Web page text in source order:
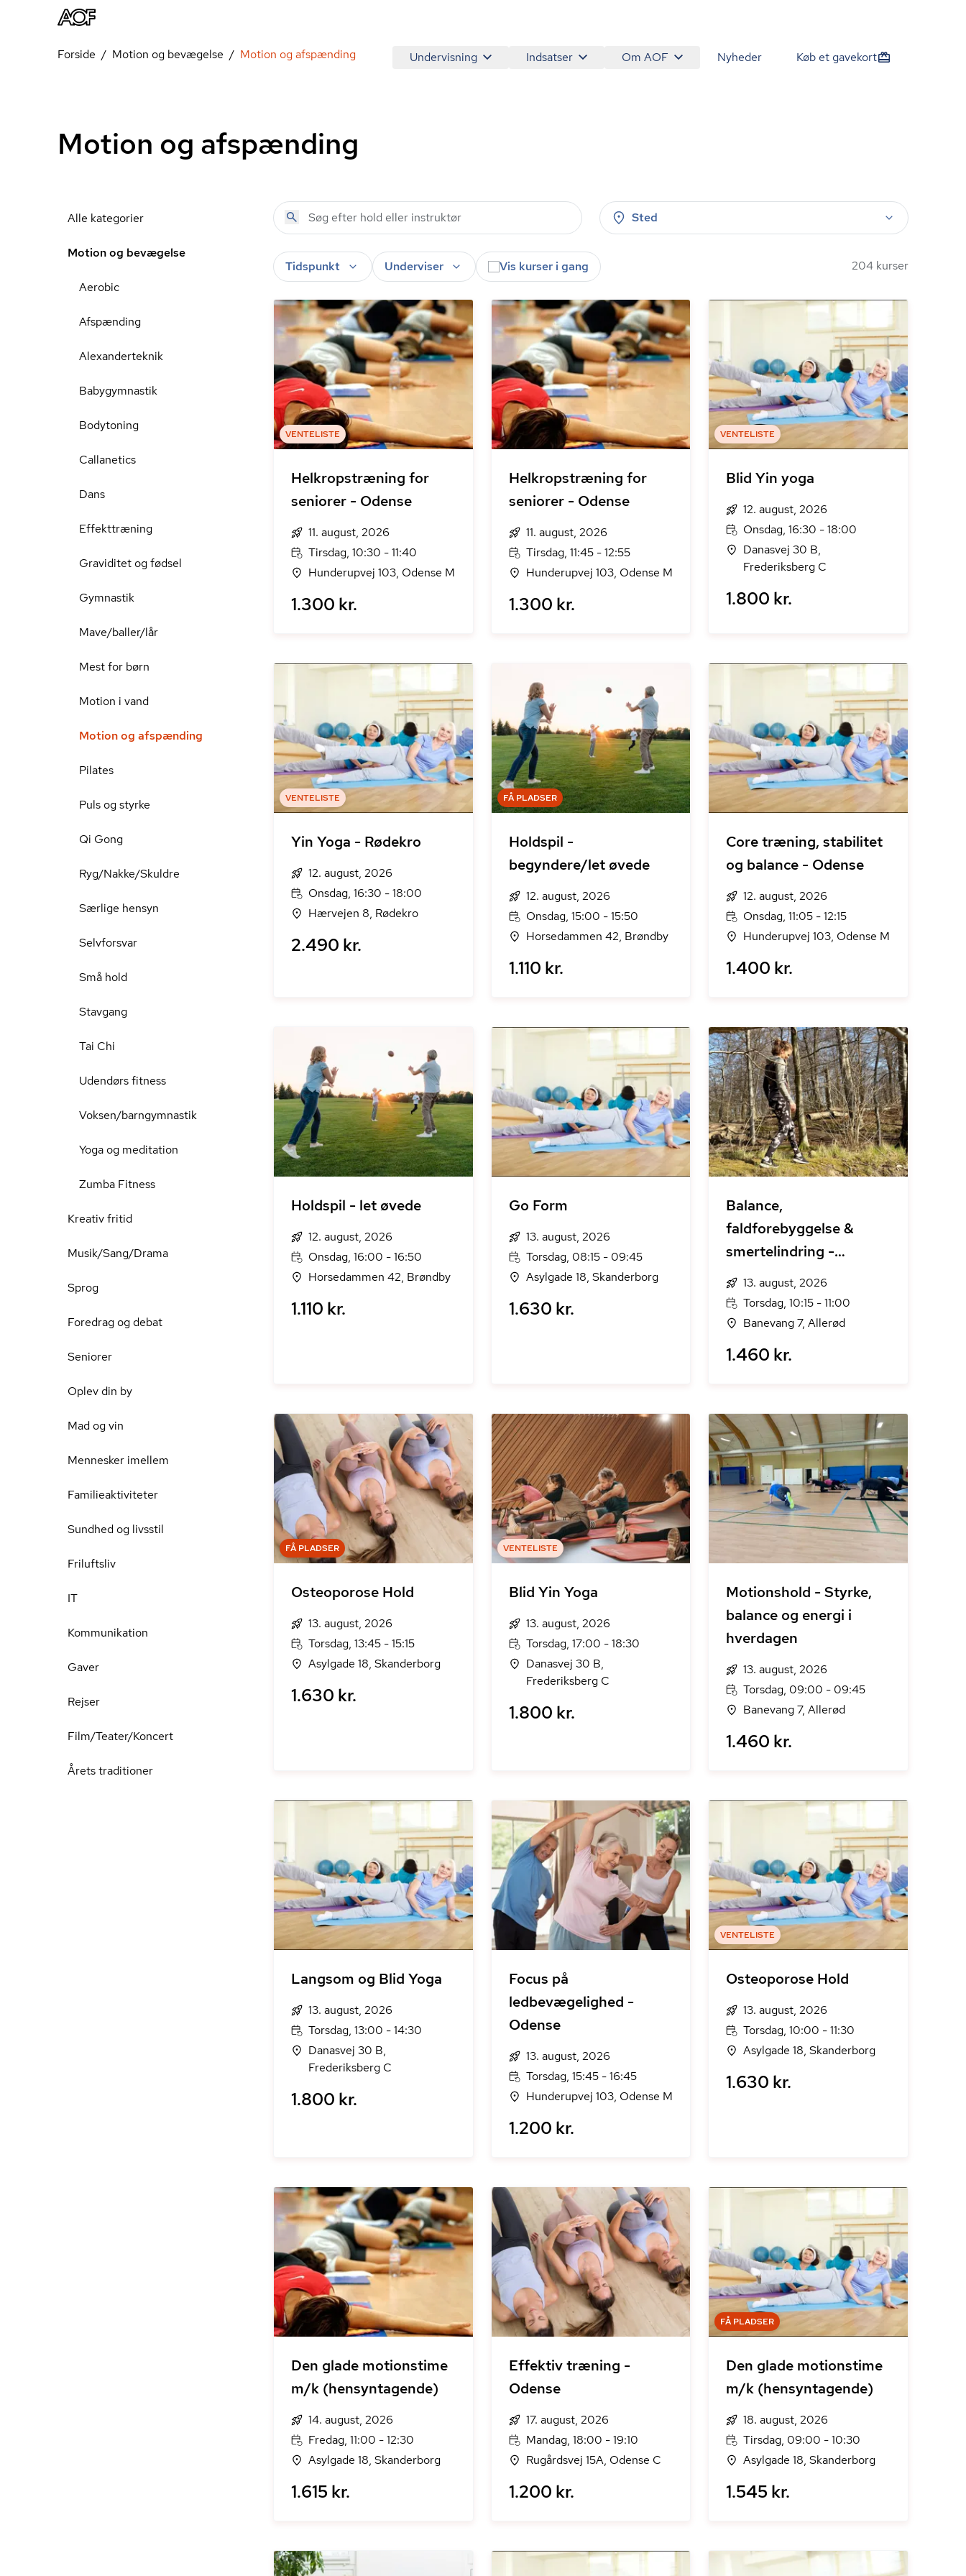
Undervisning Indsatser Om AOF Nyheder Køb et gavekort
Forside Motion og bevægelse Motion og afspænding
Motion og afspænding
Alle kategorier
Motion og bevægelse
Aerobic
Afspænding
Alexanderteknik
Babygymnastik
Bodytoning
Callanetics
Dans
Effekttræning
Graviditet og fødsel
Gymnastik
Mave/baller/lår
Mest for børn
Motion i vand
Motion og afspænding
Pilates
Puls og styrke
Qi Gong
Ryg/Nakke/Skuldre
Særlige hensyn
Selvforsvar
Små hold
Stavgang
Tai Chi
Udendørs fitness
Voksen/barngymnastik
Yoga og meditation
Zumba Fitness
Kreativ fritid
Musik/Sang/Drama
Sprog
Foredrag og debat
Seniorer
Oplev din by
Mad og vin
Mennesker imellem
Familieaktiviteter
Sundhed og livsstil
Friluftsliv
IT
Kommunikation
Gaver
Rejser
Film/Teater/Koncert
Årets traditioner
Sted
Tidspunkt Underviser Vis kurser i gang 204 kurser
VENTELISTE
Helkropstræning for
seniorer - Odense
11. august, 2026
Tirsdag, 10:30 - 11:40
Hunderupvej 103, Odense M
1.300 kr.
Helkropstræning for
seniorer - Odense
11. august, 2026
Tirsdag, 11:45 - 12:55
Hunderupvej 103, Odense M
1.300 kr.
VENTELISTE
Blid Yin yoga
12. august, 2026
Onsdag, 16:30 - 18:00
Danasvej 30 B,
Frederiksberg C
1.800 kr.
VENTELISTE
Yin Yoga - Rødekro
12. august, 2026
Onsdag, 16:30 - 18:00
Hærvejen 8, Rødekro
2.490 kr.
FÅ PLADSER
Holdspil -
begyndere/let øvede
12. august, 2026
Onsdag, 15:00 - 15:50
Horsedammen 42, Brøndby
1.110 kr.
Core træning, stabilitet
og balance - Odense
12. august, 2026
Onsdag, 11:05 - 12:15
Hunderupvej 103, Odense M
1.400 kr.
Holdspil - let øvede
12. august, 2026
Onsdag, 16:00 - 16:50
Horsedammen 42, Brøndby
1.110 kr.
Go Form
13. august, 2026
Torsdag, 08:15 - 09:45
Asylgade 18, Skanderborg
1.630 kr.
Balance,
faldforebyggelse &
smertelindring -
Hensyntagende hold
13. august, 2026
Torsdag, 10:15 - 11:00
Banevang 7, Allerød
1.460 kr.
FÅ PLADSER
Osteoporose Hold
13. august, 2026
Torsdag, 13:45 - 15:15
Asylgade 18, Skanderborg
1.630 kr.
VENTELISTE
Blid Yin Yoga
13. august, 2026
Torsdag, 17:00 - 18:30
Danasvej 30 B,
Frederiksberg C
1.800 kr.
Motionshold - Styrke,
balance og energi i
hverdagen
13. august, 2026
Torsdag, 09:00 - 09:45
Banevang 7, Allerød
1.460 kr.
Langsom og Blid Yoga
13. august, 2026
Torsdag, 13:00 - 14:30
Danasvej 30 B,
Frederiksberg C
1.800 kr.
Focus på
ledbevægelighed -
Odense
13. august, 2026
Torsdag, 15:45 - 16:45
Hunderupvej 103, Odense M
1.200 kr.
VENTELISTE
Osteoporose Hold
13. august, 2026
Torsdag, 10:00 - 11:30
Asylgade 18, Skanderborg
1.630 kr.
Den glade motionstime
m/k (hensyntagende)
14. august, 2026
Fredag, 11:00 - 12:30
Asylgade 18, Skanderborg
1.615 kr.
Effektiv træning -
Odense
17. august, 2026
Mandag, 18:00 - 19:10
Rugårdsvej 15A, Odense C
1.200 kr.
FÅ PLADSER
Den glade motionstime
m/k (hensyntagende)
18. august, 2026
Tirsdag, 09:00 - 10:30
Asylgade 18, Skanderborg
1.545 kr.